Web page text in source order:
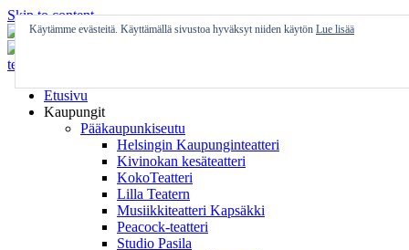
Skip to content
Etusivu
Kaupungit
Pääkaupunkiseutu
Helsingin Kaupunginteatteri
Kivinokan kesäteatteri
KokoTeatteri
Lilla Teatern
Musiikkiteatteri Kapsäkki
Peacock-teatteri
Studio Pasila
Käytämme evästeitä. Käyttämällä sivustoa hyväksyt niiden käytön Lue lisää